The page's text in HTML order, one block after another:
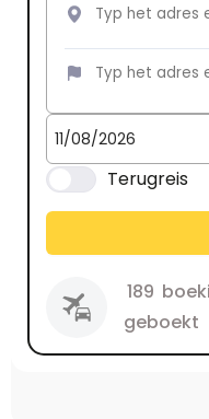
Terugreis
189
geboekt